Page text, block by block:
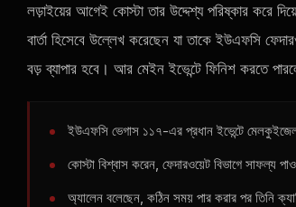
লড়াইয়ের আগেই কোস্টা তার উদ্দেশ্য পরিষ্কার করে
বার্তা হিসেবে উল্লেখ করেছেন যা তাকে ইউএফসি
বড় ব্যাপার হবে। আর মেইন ইভেন্টে ফিনিশ করতে
ইউএফসি ভেগাস ১১৭-এর প্রধান ইভেন্টে
কোস্টা বিশ্বাস করেন, ফেদারওয়েট বিভাগে সাফল্য
অ্যালেন বলেছেন, কঠিন সময় পার করার পর তিনি